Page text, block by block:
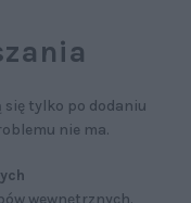
się tylko po dodaniu
nie ma.
wewnętrznych.